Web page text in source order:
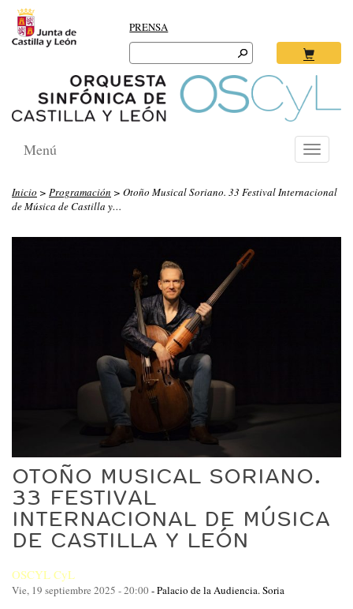
PRENSA
Search
for:
Toggle
Menú
Inicio > Programación > Otoño Musical Soriano. 33 Festival Internacional
de Música de Castilla y…
OTOÑO MUSICAL SORIANO.
33 FESTIVAL
INTERNACIONAL DE MÚSICA
DE CASTILLA Y LEÓN
OSCYL CyL
Vie, 19 septiembre 2025 - 20:00-Palacio de la Audiencia. Soria